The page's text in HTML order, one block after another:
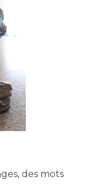
des mots